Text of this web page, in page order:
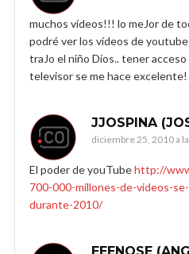
muchos vídeos!!! lo meJor de
podré ver los vídeos de
traJo el niño Dios.. tener
televisor se me hace excelente!
JJOSPINA
diciembre 25, 2010 a
El poder de youTubehttp://
700-000-millones-de-videos-
durante-2010/
EEENOSE